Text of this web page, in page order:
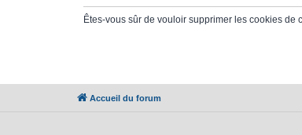
Êtes-vous sûr de vouloir supprimer les cookies de
Accueil du forum